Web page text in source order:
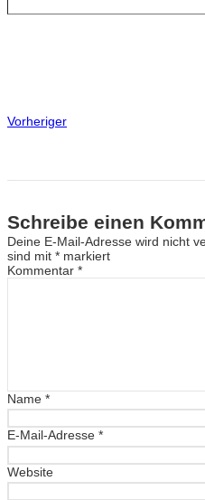
Vorheriger
Schreibe einen
Deine E-Mail-Adresse wird nicht
sind mit * markiert
Kommentar *
Name *
E-Mail-Adresse *
Website